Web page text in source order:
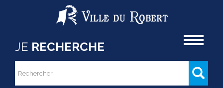
Aller au contenu principal
JE RECHERCHE
Formulaire de recherche
Rechercher